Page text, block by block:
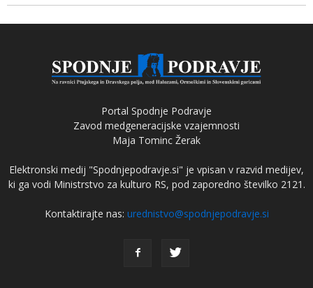
Portal Spodnje Podravje
Zavod medgeneracijske vzajemnosti
Maja Tominc Žerak
Elektronski medij "Spodnjepodravje.si" je vpisan v razvid medijev,
ki ga vodi Ministrstvo za kulturo RS, pod zaporedno številko 2121.
Kontaktirajte nas: urednistvo@spodnjepodravje.si